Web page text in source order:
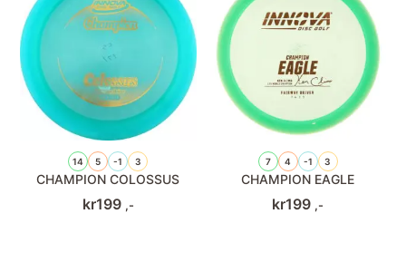
14 5 -1 3
CHAMPION COLOSSUS
kr199 ,-
7 4 -1 3
CHAMPION EAGLE
kr199 ,-